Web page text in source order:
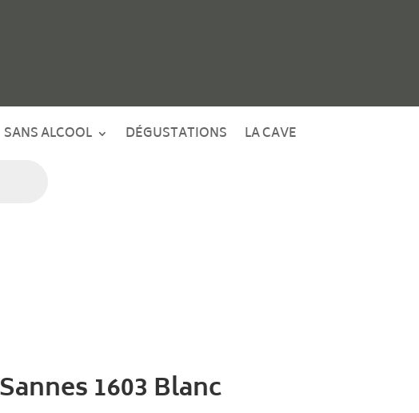
SANS ALCOOL DÉGUSTATIONS
LA CAVE
1603 Blanc